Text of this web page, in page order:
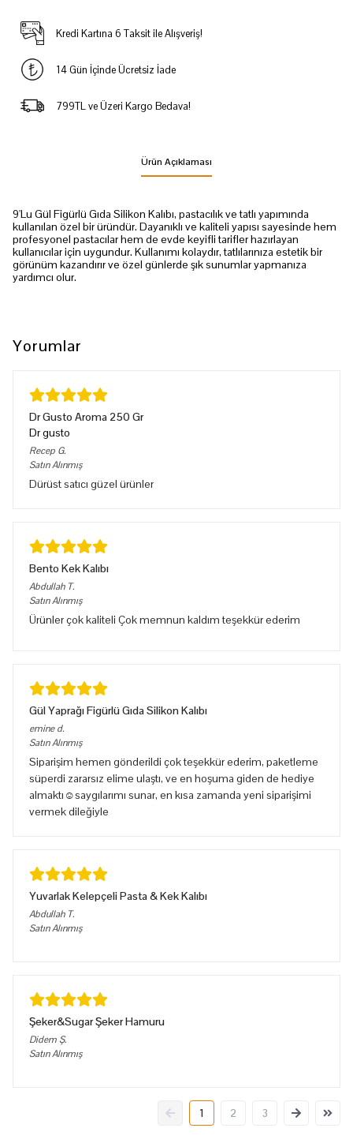
Kredi Kartına 6 Taksit ile Alışveriş!
14 Gün İçinde Ücretsiz İade
799TL ve Üzeri Kargo Bedava!
Ürün Açıklaması
9'Lu Gül Figürlü Gıda Silikon Kalıbı, pastacılık ve tatlı yapımında
kullanılan özel bir üründür. Dayanıklı ve kaliteli yapısı sayesinde hem
profesyonel pastacılar hem de evde keyifli tarifler hazırlayan
kullanıcılar için uygundur. Kullanımı kolaydır, tatlılarınıza estetik bir
görünüm kazandırır ve özel günlerde şık sunumlar yapmanıza
yardımcı olur.
Yorumlar
Dr Gusto Aroma 250 Gr
Dr gusto
Recep G.
Satın Alınmış
Dürüst satıcı güzel ürünler
Bento Kek Kalıbı
Abdullah T.
Satın Alınmış
Ürünler çok kaliteli Çok memnun kaldım teşekkür ederim
Gül Yaprağı Figürlü Gıda Silikon Kalıbı
emine d.
Satın Alınmış
Siparişim hemen gönderildi çok teşekkür ederim, paketleme
süperdi zararsız elime ulaştı, ve en hoşuma giden de hediye
almaktı☺️saygılarımı sunar, en kısa zamanda yeni siparişimi
vermek dileğiyle
Yuvarlak Kelepçeli Pasta & Kek Kalıbı
Abdullah T.
Satın Alınmış
Şeker&Sugar Şeker Hamuru
Didem Ş.
Satın Alınmış
1 2 3